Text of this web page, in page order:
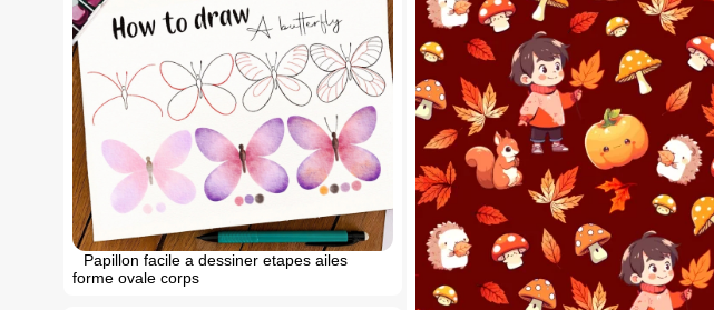
Papillon facile a dessiner etapes ailes
forme ovale corps